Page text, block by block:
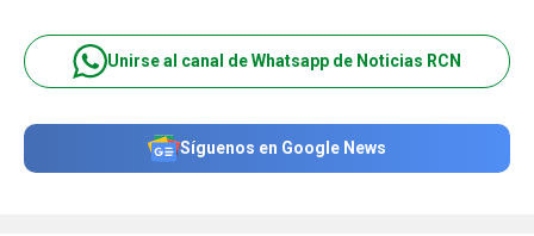
Unirse al canal de Whatsapp de Noticias RCN
Síguenos en Google News